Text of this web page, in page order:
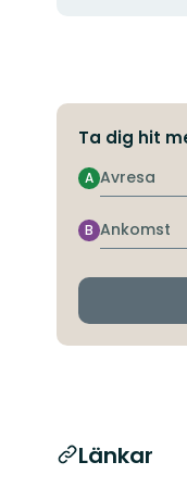
Ta dig hit
Avresa
A
Ankomst
B
Länkar